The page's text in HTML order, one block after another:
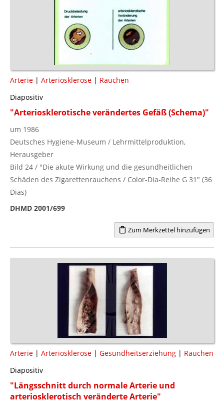
Arterie | Arteriosklerose | Rauchen
Diapositiv
"Arteriosklerotische verändertes Gefäß (Schema)"
um 1986
Deutsches Hygiene-Museum / Lehrmittelproduktion,
Herausgeber
Bild 24 / "Die akute Wirkung und die gesundheitlichen
Schäden des Zigarettenrauchens / Color-Dia-Reihe G 31" (36
Dias)
DHMD 2001/699
Zum Merkzettel hinzufügen
Arterie | Arteriosklerose | Gesundheitserziehung | Rauchen
Diapositiv
"Längsschnitt durch normale Arterie und
arteriosklerotisch veränderte Arterie"